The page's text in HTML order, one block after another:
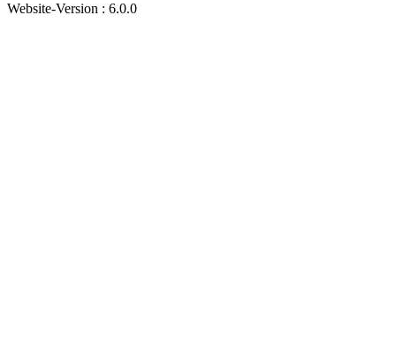
Website-Version : 6.0.0